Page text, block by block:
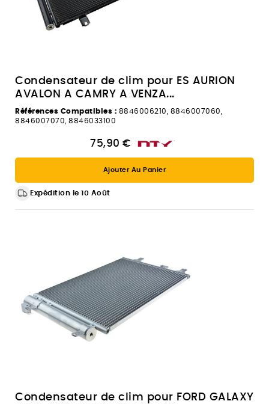
Condensateur de clim pour ES AURION
AVALON A CAMRY A VENZA...
Références Compatibles : 8846006210, 8846007060,
8846007070, 8846033100
75,90 €
Ajouter Au Panier
Expédition le 10 Août
Condensateur de clim pour FORD GALAXY